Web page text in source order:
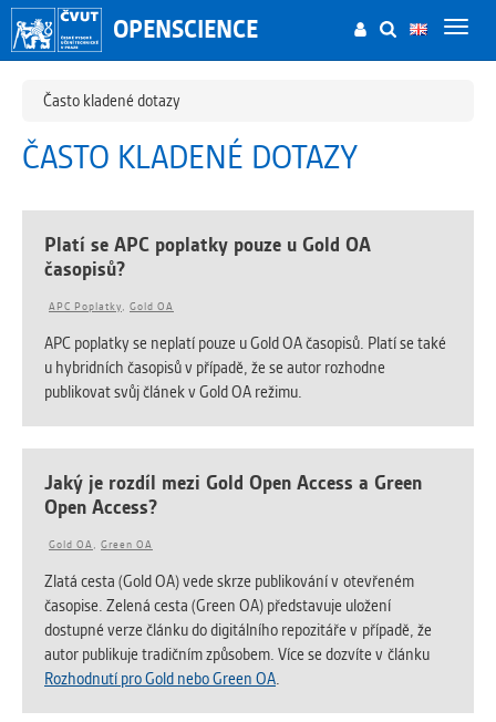
Toggle
OPENSCIENCE
Často kladené dotazy
ČASTO KLADENÉ DOTAZY
Platí se APC poplatky pouze u Gold OA
časopisů?
APC Poplatky, Gold OA
APC poplatky se neplatí pouze u Gold OA časopisů. Platí se také
u hybridních časopisů v případě, že se autor rozhodne
publikovat svůj článek v Gold OA režimu.
Jaký je rozdíl mezi Gold Open Access a Green
Open Access?
Gold OA, Green OA
Zlatá cesta (Gold OA) vede skrze publikování v otevřeném
časopise. Zelená cesta (Green OA) představuje uložení
dostupné verze článku do digitálního repozitáře v případě, že
autor publikuje tradičním způsobem. Více se dozvíte v článku
Rozhodnutí pro Gold nebo Green OA.